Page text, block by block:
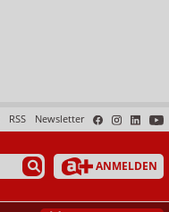
Newsletter
RSS
ANMELDEN